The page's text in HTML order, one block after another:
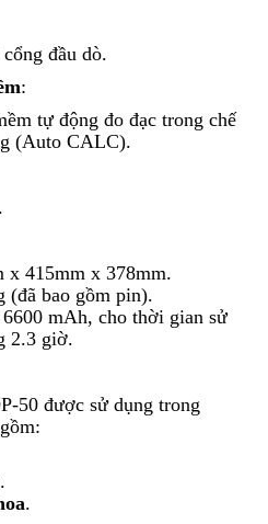
đầu dò.
:
tự động đo đạc trong chế
(Auto CALC).
x 415mm x 378mm.
(đã bao gồm pin).
mAh, cho thời gian sử
2.3 giờ.
50 được sử dụng trong
.
.